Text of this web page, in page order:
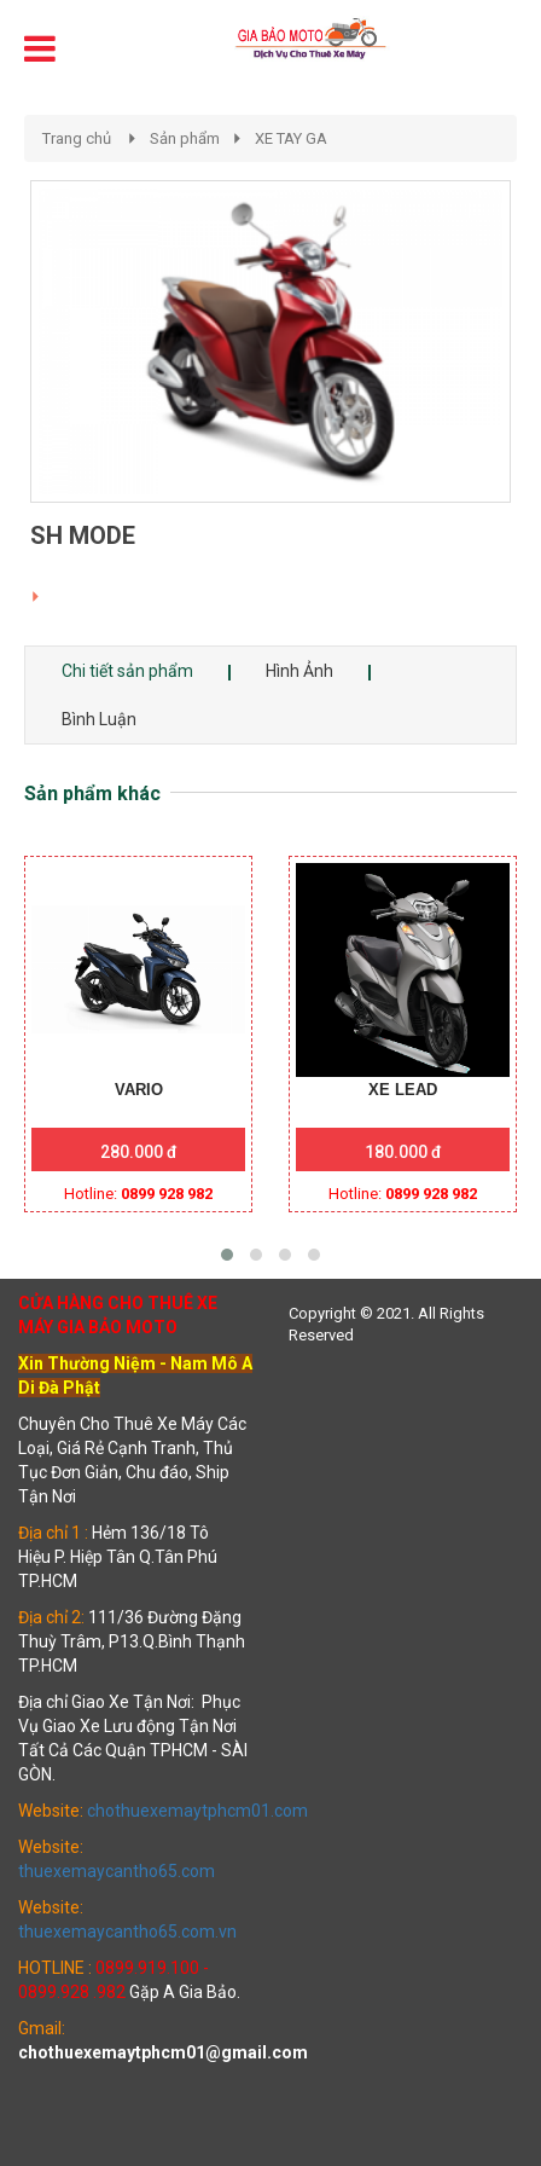
Trang chủ Sản phẩm XE TAY GA
SH MODE
Chi tiết sản phẩm Hình Ảnh
Bình Luận
Sản phẩm khác
VARIO
280.000 đ
Hotline: 0899 928 982
XE LEAD
180.000 đ
Hotline: 0899 928 982
CỬA HÀNG CHO THUÊ XE
MÁY GIA BẢO MOTO
Xin Thường Niệm - Nam Mô A
Di Đà Phật
Chuyên Cho Thuê Xe Máy Các
Loại, Giá Rẻ Cạnh Tranh, Thủ
Tục Đơn Giản, Chu đáo, Ship
Tận Nơi
Địa chỉ 1 : Hẻm 136/18 Tô
Hiệu P. Hiệp Tân Q.Tân Phú
TP.HCM
Địa chỉ 2: 111/36 Đường Đặng
Thuỳ Trâm, P13.Q.Bình Thạnh
TP.HCM
Địa chỉ Giao Xe Tận Nơi: Phục
Vụ Giao Xe Lưu động Tận Nơi
Tất Cả Các Quận TPHCM - SÀI
GÒN.
Website: chothuexemaytphcm01.com
Website:
thuexemaycantho65.com
Website:
thuexemaycantho65.com.vn
HOTLINE : 0899.919.100 -
0899.928 .982Gặp A Gia Bảo.
Gmail:
chothuexemaytphcm01@gmail.com
Copyright © 2021. All Rights
Reserved